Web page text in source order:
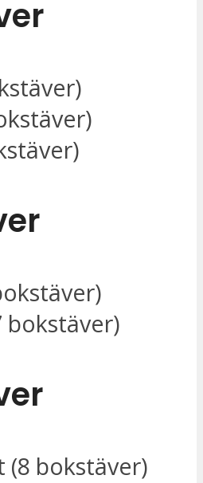
bokstäver)
(8 bokstäver)